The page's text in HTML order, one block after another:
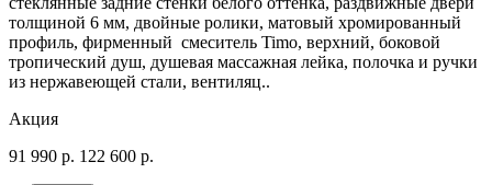
толщиной 6 мм, двойные ролики, матовый хромированный
профиль, фирменный смеситель Timo, верхний, боковой
тропический душ, душевая массажная лейка, полочка и ручки
из нержавеющей стали, вентиляц..
Акция
91 990 р. 122 600 р.